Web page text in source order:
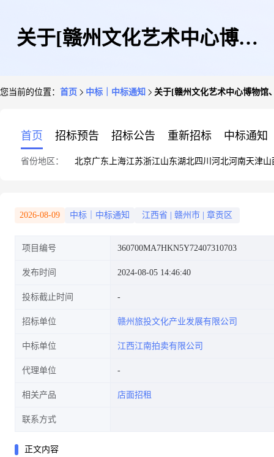
关于[赣州文化艺术中心博物
您当前的位置： 首页 中标｜中标通知 关于[赣州文化艺术中心博物馆
首页 招标预告 招标公告 重新招标 中标通知
省份地区： 北京广东 上海江苏浙江山东湖北四川 河北河南天津山
2026-08-09 中标｜中标通知 江西省 赣州市 章贡区
项目编号 360700MA7HKN5Y72407310703
发布时间 2024-08-05 14:46:40
投标截止时间
招标单位 赣州旅投文化产业发展有限公司
中标单位 江西江南拍卖有限公司
代理单位
相关产品 店面招租
联系方式
正文内容